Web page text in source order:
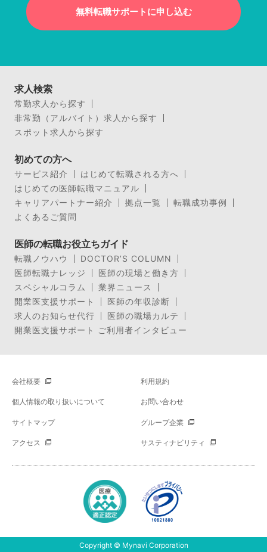
無料転職サポートに申し込む
求人検索
常勤求人から探す
非常勤（アルバイト）求人から探す
スポット求人から探す
初めての方へ
サービス紹介
はじめて転職される方へ
はじめての医師転職マニュアル
キャリアパートナー紹介
拠点一覧
転職成功事例
よくあるご質問
医師の転職お役立ちガイド
転職ノウハウ
DOCTOR’S COLUMN
医師転職ナレッジ
医師の現場と働き方
スペシャルコラム
業界ニュース
開業医支援サポート
医師の年収診断
求人のお知らせ代行
医師の職場カルテ
開業医支援サポート ご利用者インタビュー
会社概要 利用規約
個人情報の取り扱いについて お問い合わせ
サイトマップ グループ企業
アクセス サスティナビリティ
Copyright © Mynavi Corporation